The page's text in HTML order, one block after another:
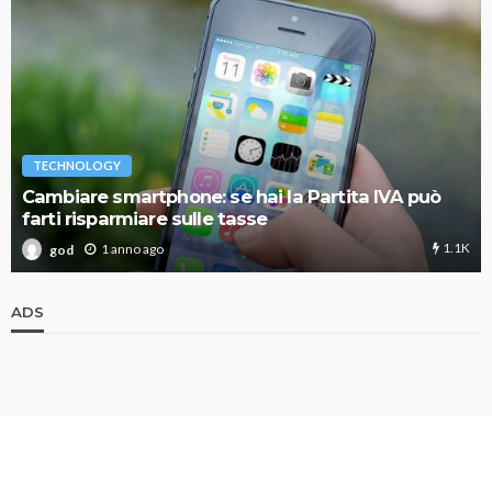
TECHNOLOGY
Cambiare smartphone: se hai la Partita IVA può
farti risparmiare sulle tasse
god 1 anno ago 1.1K
ADS